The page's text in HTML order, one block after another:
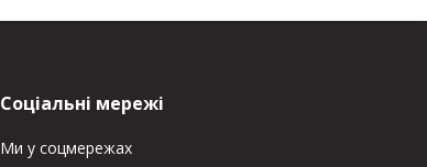
Соціальні мережі
Ми у соцмережах